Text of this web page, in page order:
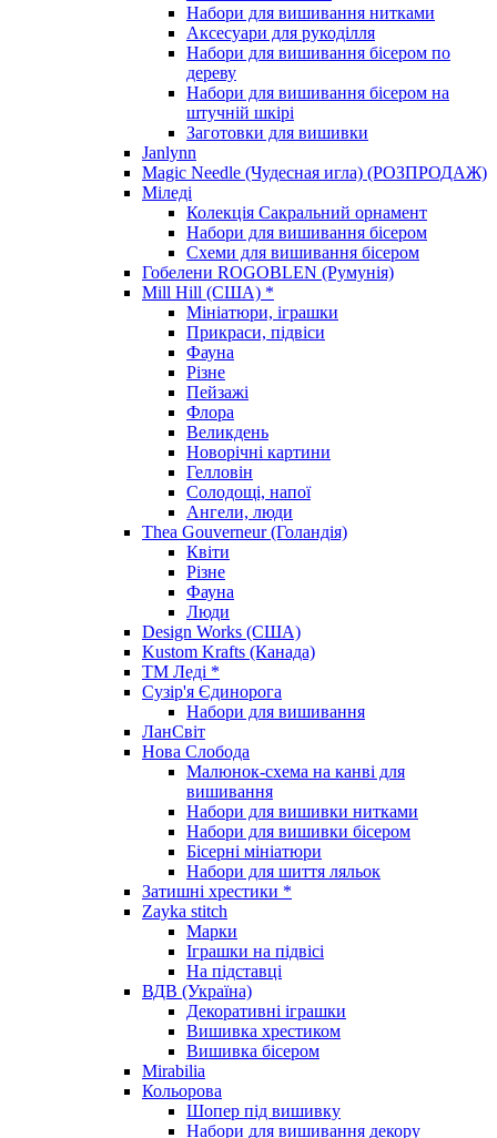
Набори для вишивання нитками
Аксесуари для рукоділля
Набори для вишивання бісером по
дереву
Набори для вишивання бісером на
штучній шкірі
Заготовки для вишивки
Janlynn
Magic Needle (Чудесная игла) (РОЗПРОДАЖ)
Міледі
Колекція Сакральний орнамент
Набори для вишивання бісером
Схеми для вишивання бісером
Гобелени ROGOBLEN (Румунія)
Mill Hill (США) *
Мініатюри, іграшки
Прикраси, підвіси
Фауна
Різне
Пейзажі
Флора
Великдень
Новорічні картини
Гелловін
Солодощі, напої
Ангели, люди
Thea Gouverneur (Голандія)
Квіти
Різне
Фауна
Люди
Design Works (США)
Kustom Krafts (Канада)
ТМ Леді *
Сузір'я Єдинорога
Набори для вишивання
ЛанСвіт
Нова Слобода
Малюнок-схема на канві для
вишивання
Набори для вишивки нитками
Набори для вишивки бісером
Бісерні мініатюри
Набори для шиття ляльок
Затишні хрестики *
Zayka stitch
Марки
Іграшки на підвісі
На підставці
ВДВ (Україна)
Декоративні іграшки
Вишивка хрестиком
Вишивка бісером
Mirabilia
Кольорова
Шопер під вишивку
Набори для вишивання декору